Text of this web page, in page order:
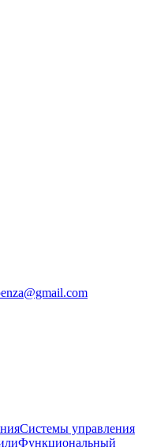
Системы управления
Функциональный